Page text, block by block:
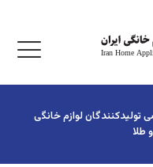
لوازم خانگی
طلا